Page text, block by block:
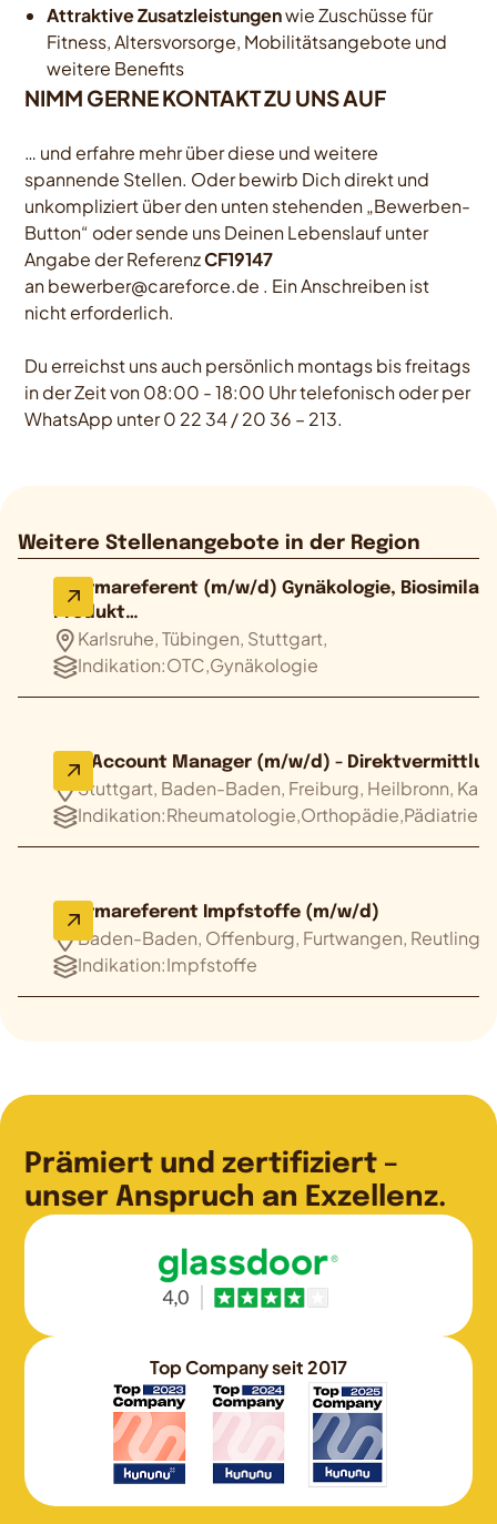
Attraktive Zusatzleistungenwie Zuschüsse für
Fitness, Altersvorsorge, Mobilitätsangebote und
weitere Benefits
NIMM GERNE KONTAKT ZU UNS AUF
… und erfahre mehr über diese und weitere
spannende Stellen. Oder bewirb Dich direkt und
unkompliziert über den unten stehenden „Bewerben-
Button“ oder sende uns Deinen Lebenslauf unter
Angabe der ReferenzCF19147
anbewerber@careforce.de . Ein Anschreiben ist
nicht erforderlich.
Du erreichst uns auch persönlich montags bis freitags
in der Zeit von 08:00 - 18:00 Uhr telefonisch oder per
WhatsApp unter 0 22 34 / 20 36 – 213.
Weitere Stellenangebote in der Region
Pharmareferent (m/w/d) Gynäkologie,
Produkt…
Karlsruhe, Tübingen, Stuttgart,
Indikation:OTC,Gynäkologie
Key Account Manager (m/w/d) -
Stuttgart, Baden-Baden, Freiburg, Heilbronn,
Indikation:
Pharmareferent Impfstoffe (m/w/d)
Baden-Baden, Offenburg, Furtwangen,
Indikation:Impfstoffe
Prämiert und zertifiziert –
unser Anspruch an Exzellenz.
Top Company seit 2017